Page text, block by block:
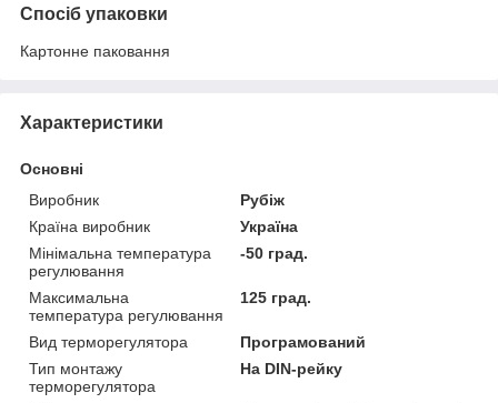
Спосіб упаковки
Картонне паковання
Характеристики
Основні
Виробник
Рубіж
Країна виробник
Україна
Мінімальна температура
регулювання
-50 град.
Максимальна
температура регулювання
125 град.
Вид терморегулятора
Програмований
Тип монтажу
терморегулятора
На DIN-рейку